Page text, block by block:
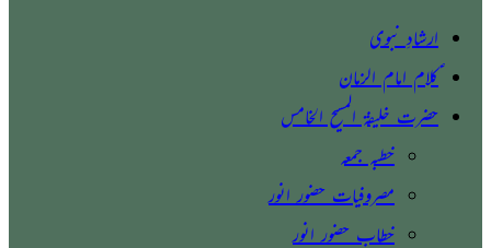
ارشادِ نبوی
ؑکلام امام الزمان
حضرت خلیفۃ المسیح الخامس
خطبہ جمعہ
مصروفیات حضور انور
خطاب حضور انور